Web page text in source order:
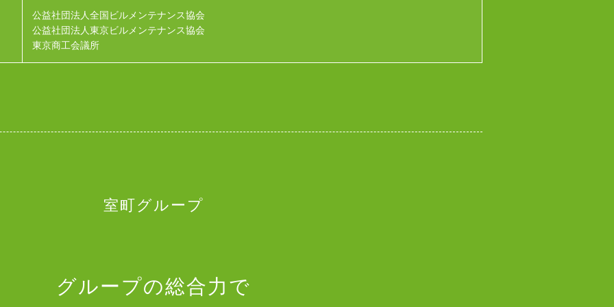
公益社団法人全国ビルメンテナンス協会
公益社団法人東京ビルメンテナンス協会
東京商工会議所
室町グループ
グループの総合力で